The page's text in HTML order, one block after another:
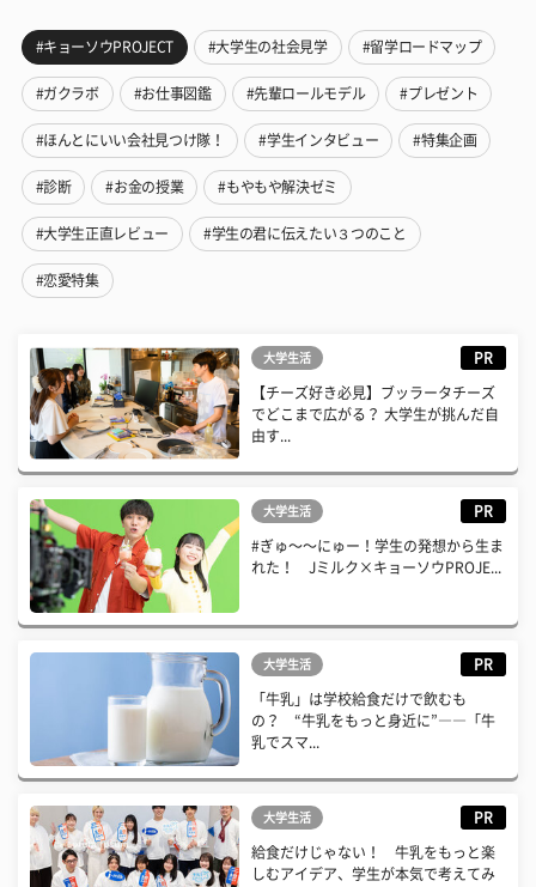
#キョーソウPROJECT #大学生の社会見学 #留学ロードマップ
#ガクラボ #お仕事図鑑 #先輩ロールモデル #プレゼント
#ほんとにいい会社見つけ隊！ #学生インタビュー #特集企画
#診断 #お金の授業 #もやもや解決ゼミ
#大学生正直レビュー #学生の君に伝えたい３つのこと
#恋愛特集
大学生活 PR
【チーズ好き必見】ブッラータチーズ
でどこまで広がる？ 大学生が挑んだ自
由す...
大学生活 PR
#ぎゅ〜〜にゅー！学生の発想から生ま
れた！ Jミルク×キョーソウPROJE...
大学生活 PR
「牛乳」は学校給食だけで飲むも
の？ “牛乳をもっと身近に”――「牛
乳でスマ...
大学生活 PR
給食だけじゃない！ 牛乳をもっと楽
しむアイデア、学生が本気で考えてみ